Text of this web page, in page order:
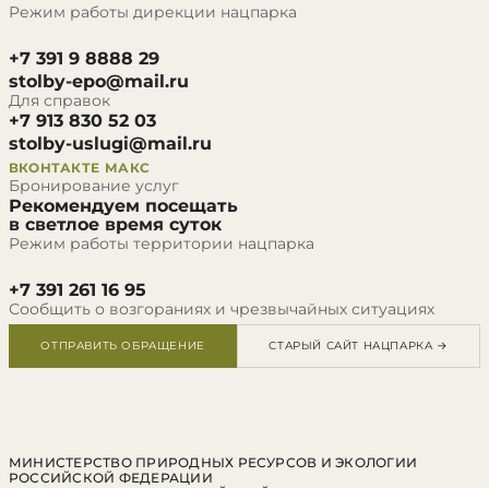
Режим работы дирекции нацпарка
+7 391 9 8888 29
stolby-epo@mail.ru
Для справок
+7 913 830 52 03
stolby-uslugi@mail.ru
ВКОНТАКТЕ МАКС
Бронирование услуг
Рекомендуем посещать
в светлое время суток
Режим работы территории нацпарка
+7 391 261 16 95
Сообщить о возгораниях и чрезвычайных ситуациях
ОТПРАВИТЬ ОБРАЩЕНИЕ СТАРЫЙ САЙТ НАЦПАРКА →
МИНИСТЕРСТВО ПРИРОДНЫХ РЕСУРСОВ И ЭКОЛОГИИ
РОССИЙСКОЙ ФЕДЕРАЦИИ